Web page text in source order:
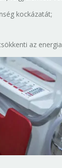
kockázatát;
az